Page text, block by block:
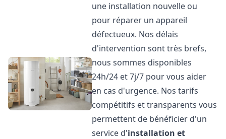
une installation nouvelle ou
pour réparer un appareil
défectueux. Nos délais
d'intervention sont très brefs,
nous sommes disponibles
24h/24 et 7j/7 pour vous aider
en cas d'urgence. Nos tarifs
compétitifs et transparents vous
permettent de bénéficier d'un
service d'installation et